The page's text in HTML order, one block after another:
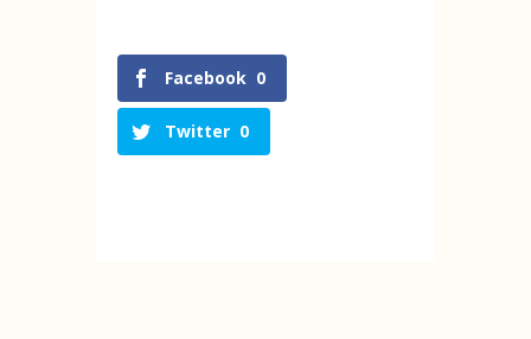
Facebook 0
Twitter 0